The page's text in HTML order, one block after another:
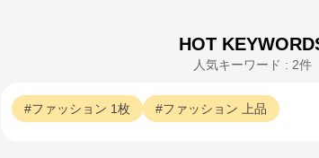
HOT
人気キーワード : 2件
ファッション 1枚 ファッション 上品